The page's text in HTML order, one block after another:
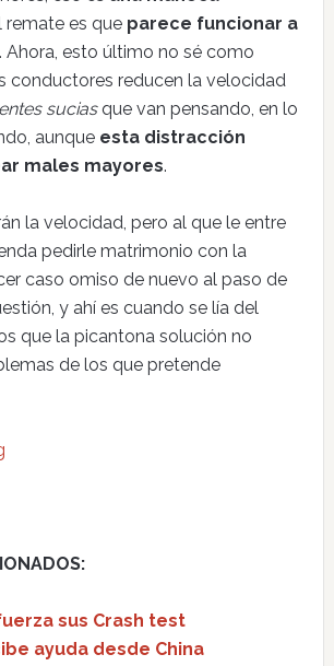
remate es que parece funcionar a
. Ahora, esto último no sé como
conductores reducen la velocidad
suciasque van pensando, en lo
aunque esta distracción
males mayores.
la velocidad, pero al que le entre
pedirle matrimonio con la
caso omiso de nuevo al paso de
y ahí es cuando se lía del
que la picantona solución no
de los que pretende
sus Crash test
ayuda desde China